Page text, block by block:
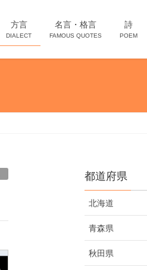
方言
DIALECT
名言・格言
FAMOUS QUOTES
詩
POEM
都道府県
北海道
青森県
秋田県